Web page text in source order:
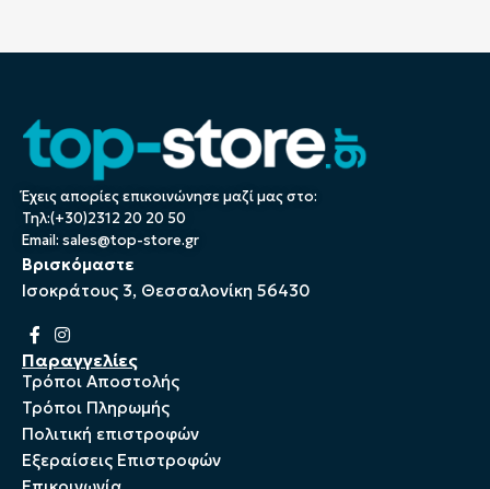
Έχεις απορίες επικοινώνησε μαζί μας στο:
Τηλ:(+30)2312 20 20 50
Email: sales@top-store.gr
Βρισκόμαστε
Ισοκράτους 3, Θεσσαλονίκη 56430
Παραγγελίες
Τρόποι Αποστολής
Τρόποι Πληρωμής
Πολιτική επιστροφών
Εξεραίσεις Επιστροφών